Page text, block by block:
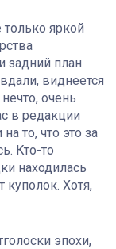
яркой
задний план
виднеется
очень
в редакции
то, что это за
Кто-то
находилась
Хотя,
эпохи,